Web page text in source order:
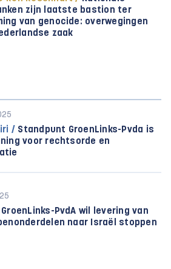
zijn laatste bastion ter
van genocide: overwegingen
zaak
/ Standpunt GroenLinks-Pvda is
voor rechtsorde en
GroenLinks-PvdA wil levering van
naar Israël stoppen